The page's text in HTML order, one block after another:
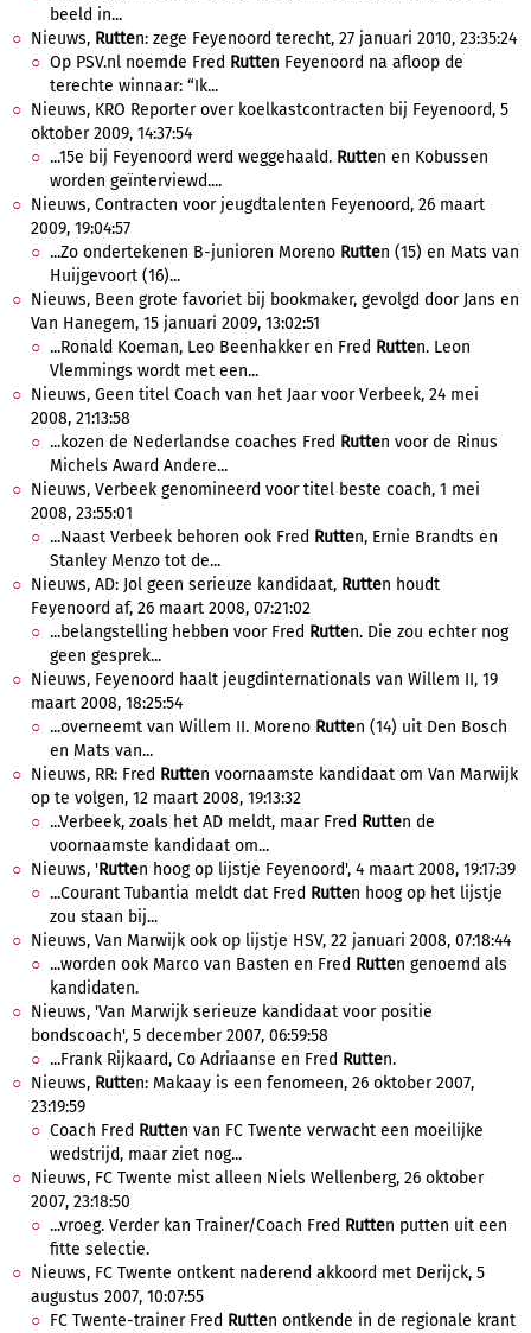
beeld in...
Nieuws, Rutten: zege Feyenoord terecht, 27 januari 2010, 23:35:24
Op PSV.nl noemde Fred Rutten Feyenoord na afloop de
terechte winnaar: “Ik...
Nieuws, KRO Reporter over koelkastcontracten bij Feyenoord, 5
oktober 2009, 14:37:54
...15e bij Feyenoord werd weggehaald. Rutten en Kobussen
worden geïnterviewd....
Nieuws, Contracten voor jeugdtalenten Feyenoord, 26 maart
2009, 19:04:57
...Zo ondertekenen B-junioren Moreno Rutten (15) en Mats van
Huijgevoort (16)...
Nieuws, Been grote favoriet bij bookmaker, gevolgd door Jans en
Van Hanegem, 15 januari 2009, 13:02:51
...Ronald Koeman, Leo Beenhakker en Fred Rutten. Leon
Vlemmings wordt met een...
Nieuws, Geen titel Coach van het Jaar voor Verbeek, 24 mei
2008, 21:13:58
...kozen de Nederlandse coaches Fred Rutten voor de Rinus
Michels Award Andere...
Nieuws, Verbeek genomineerd voor titel beste coach, 1 mei
2008, 23:55:01
...Naast Verbeek behoren ook Fred Rutten, Ernie Brandts en
Stanley Menzo tot de...
Nieuws, AD: Jol geen serieuze kandidaat, Rutten houdt
Feyenoord af, 26 maart 2008, 07:21:02
...belangstelling hebben voor Fred Rutten. Die zou echter nog
geen gesprek...
Nieuws, Feyenoord haalt jeugdinternationals van Willem II, 19
maart 2008, 18:25:54
...overneemt van Willem II. Moreno Rutten (14) uit Den Bosch
en Mats van...
Nieuws, RR: Fred Rutten voornaamste kandidaat om Van Marwijk
op te volgen, 12 maart 2008, 19:13:32
...Verbeek, zoals het AD meldt, maar Fred Rutten de
voornaamste kandidaat om...
Nieuws, 'Rutten hoog op lijstje Feyenoord', 4 maart 2008, 19:17:39
...Courant Tubantia meldt dat Fred Rutten hoog op het lijstje
zou staan bij...
Nieuws, Van Marwijk ook op lijstje HSV, 22 januari 2008, 07:18:44
...worden ook Marco van Basten en Fred Rutten genoemd als
kandidaten.
Nieuws, 'Van Marwijk serieuze kandidaat voor positie
bondscoach', 5 december 2007, 06:59:58
...Frank Rijkaard, Co Adriaanse en Fred Rutten.
Nieuws, Rutten: Makaay is een fenomeen, 26 oktober 2007,
23:19:59
Coach Fred Rutten van FC Twente verwacht een moeilijke
wedstrijd, maar ziet nog...
Nieuws, FC Twente mist alleen Niels Wellenberg, 26 oktober
2007, 23:18:50
...vroeg. Verder kan Trainer/Coach Fred Rutten putten uit een
fitte selectie.
Nieuws, FC Twente ontkent naderend akkoord met Derijck, 5
augustus 2007, 10:07:55
FC Twente-trainer Fred Rutten ontkende in de regionale krant